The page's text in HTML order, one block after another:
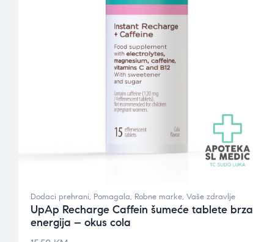
Dodaci prehrani, Pomagala, Robne marke, Vaše zdravlje
UpAp Recharge Caffein šumeće tablete brza
energija – okus cola